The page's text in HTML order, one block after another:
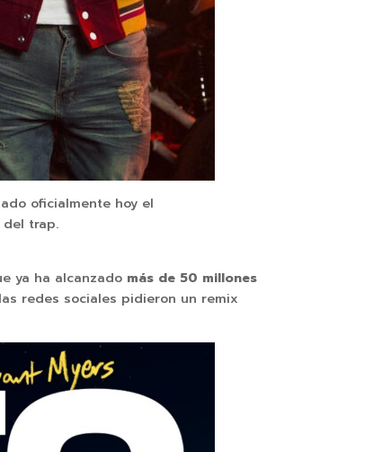
oficialmente hoy el
del trap.
ya ha alcanzado más de 50 millones
redes sociales pidieron un remix